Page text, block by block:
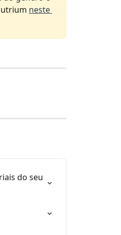
neste
do seu